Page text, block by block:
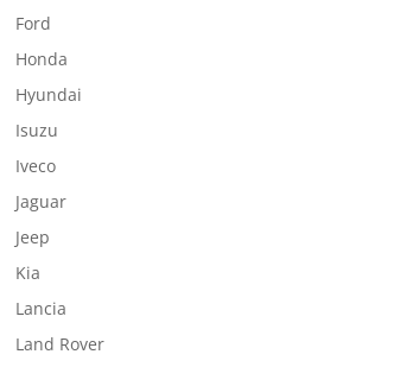
Ford
Honda
Hyundai
Isuzu
Iveco
Jaguar
Jeep
Kia
Lancia
Land Rover